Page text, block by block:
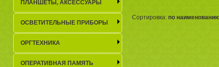
Сортировка: по
ПЛАНШЕТЫ, АКСЕСCУАРЫ
ОСВЕТИТЕЛЬНЫЕ ПРИБОРЫ
ОРГТЕХНИКА
ОПЕРАТИВНАЯ ПАМЯТЬ